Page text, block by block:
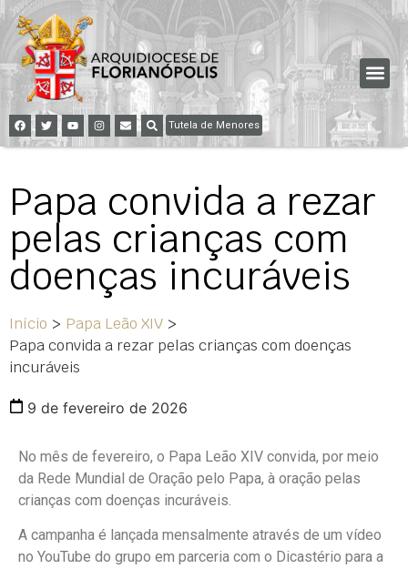
Tutela de Menores
Papa convida a rezar
pelas crianças com
doenças incuráveis
Início > Papa Leão XIV >
Papa convida a rezar pelas crianças com doenças
incuráveis
9 de fevereiro de 2026
No mês de fevereiro, o Papa Leão XIV convida, por meio
da Rede Mundial de Oração pelo Papa, à oração pelas
crianças com doenças incuráveis.
A campanha é lançada mensalmente através de um vídeo
no YouTube do grupo em parceria com o Dicastério para a